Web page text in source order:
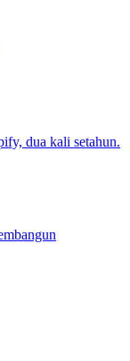
dua kali setahun.